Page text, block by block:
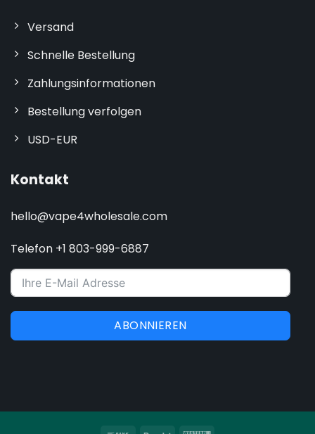
Versand
Schnelle Bestellung
Zahlungsinformationen
Bestellung verfolgen
USD-EUR
Kontakt
hello@vape4wholesale.com
Telefon +1 803-999-6887
ABONNIEREN